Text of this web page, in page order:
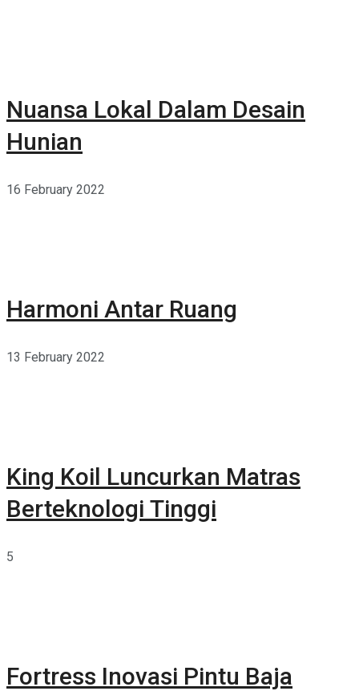
Nuansa Lokal Dalam Desain
Hunian
16 February 2022
Harmoni Antar Ruang
13 February 2022
King Koil Luncurkan Matras
Berteknologi Tinggi
5
Fortress Inovasi Pintu Baja